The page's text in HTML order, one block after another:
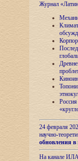
Журнал
24 февраля
научно-
обновления в
На канале